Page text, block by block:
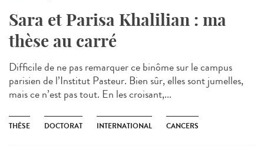
Sara et Parisa Khalilian : ma
thèse au carré
Difficile de ne pas remarquer ce binôme sur le campus
parisien de l’Institut Pasteur. Bien sûr, elles sont jumelles,
mais ce n’est pas tout. En les croisant,...
THÈSE DOCTORAT INTERNATIONAL CANCERS